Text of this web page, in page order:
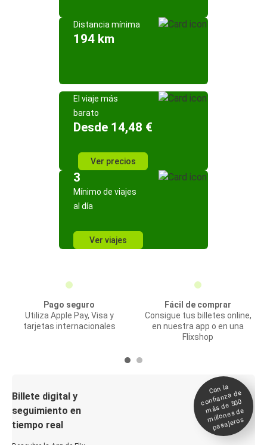
Distancia mínima
194 km
El viaje más
barato
Desde 14,48 €
Ver precios
3
Mínimo de viajes
al día
Ver viajes
Pago seguro
Utiliza Apple Pay, Visa y
tarjetas internacionales
Fácil de comprar
Consigue tus billetes online,
en nuestra app o en una
Flixshop
Billete digital y
seguimiento en
tiempo real
Con la
confianza de
más de 500
millones de
pasajeros